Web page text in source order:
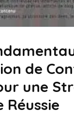
de
une
Réussie